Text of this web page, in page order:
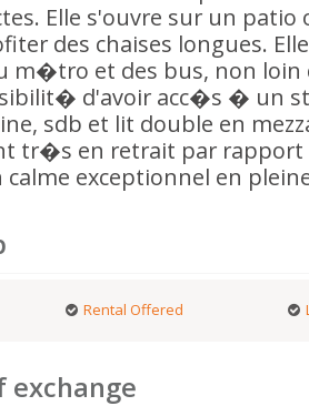
Elle s'ouvre sur un
des chaises longues.
et des bus, non loin
d'avoir acc�s � un
sdb et lit double en
tr�s en retrait par rapport
exceptionnel en
Rental Offered
exchange